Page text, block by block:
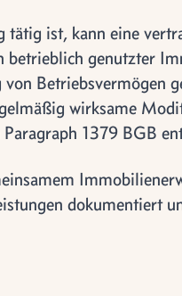
tätig ist, kann eine
betrieblich genutzter
Betriebsvermögen
wirksame
1379 BGB
dokumentiert